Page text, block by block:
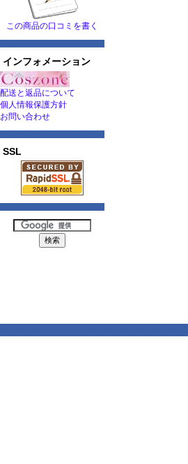
この商品の口コミを書く
インフォメーション
配送と返品について
個人情報保護方針
お問い合わせ
SSL